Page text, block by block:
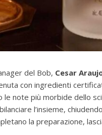
del Bob, Cesar
con ingredienti
note più morbide dello
l’insieme,
la preparazione,